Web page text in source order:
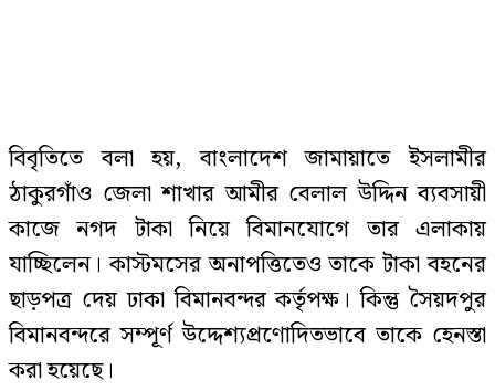
বিবৃতিতে বলা হয়, বাংলাদেশ জামায়াতে ইসলামীর
ঠাকুরগাঁও জেলা শাখার আমীর বেলাল উদ্দিন ব্যবসায়ী
কাজে নগদ টাকা নিয়ে বিমানযোগে তার এলাকায়
যাচ্ছিলেন। কাস্টমসের অনাপত্তিতেও তাকে টাকা বহনের
ছাড়পত্র দেয় ঢাকা বিমানবন্দর কর্তৃপক্ষ। কিন্তু সৈয়দপুর
বিমানবন্দরে সম্পূর্ণ উদ্দেশ্যপ্রণোদিতভাবে তাকে হেনস্তা
করা হয়েছে।